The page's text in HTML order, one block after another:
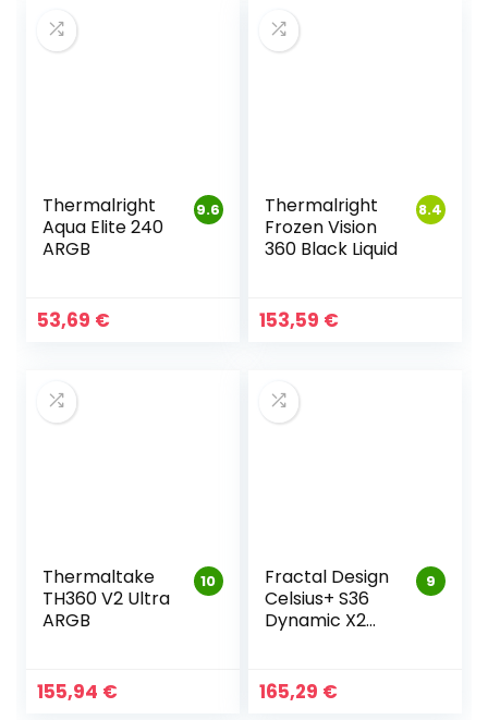
9.6
Thermalright
Aqua Elite 240
ARGB
53,69 €
8.4
Thermalright
Frozen Vision
360 Black Liquid
153,59 €
10
Thermaltake
TH360 V2 Ultra
ARGB
155,94 €
9
Fractal Design
Celsius+ S36
Dynamic X2
165,29 €